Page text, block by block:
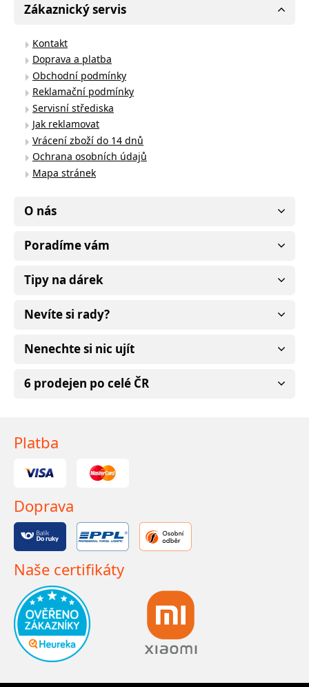
Zákaznický servis
Kontakt
Doprava a platba
Obchodní podmínky
Reklamační podmínky
Servisní střediska
Jak reklamovat
Vrácení zboží do 14 dnů
Ochrana osobních údajů
Mapa stránek
O nás
Poradíme vám
Tipy na dárek
Nevíte si rady?
Nenechte si nic ujít
6 prodejen po celé ČR
Platba
Doprava
Naše certifikáty